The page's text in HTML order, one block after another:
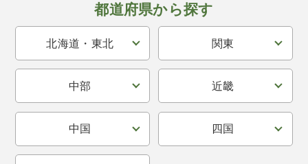
都道府県から探す
北海道・東北 関東
中部 近畿
中国 四国